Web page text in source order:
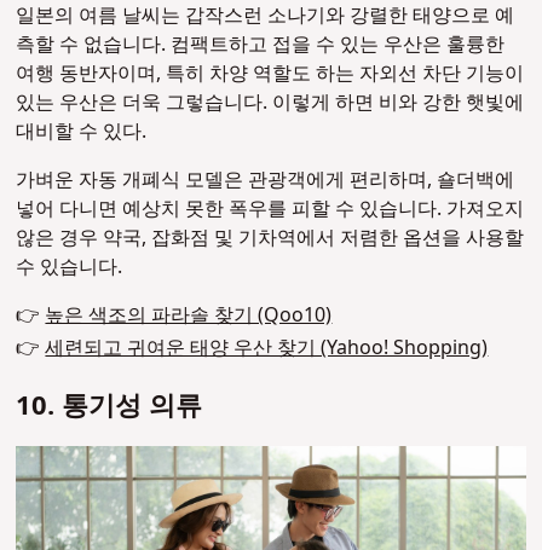
일본의 여름 날씨는 갑작스런 소나기와 강렬한 태양으로 예
측할 수 없습니다. 컴팩트하고 접을 수 있는 우산은 훌륭한
여행 동반자이며, 특히 차양 역할도 하는 자외선 차단 기능이
있는 우산은 더욱 그렇습니다. 이렇게 하면 비와 강한 햇빛에
대비할 수 있다.
가벼운 자동 개폐식 모델은 관광객에게 편리하며, 숄더백에
넣어 다니면 예상치 못한 폭우를 피할 수 있습니다. 가져오지
않은 경우 약국, 잡화점 및 기차역에서 저렴한 옵션을 사용할
수 있습니다.
👉높은 색조의 파라솔 찾기 (Qoo10)
👉세련되고 귀여운 태양 우산 찾기 (Yahoo! Shopping)
10. 통기성 의류